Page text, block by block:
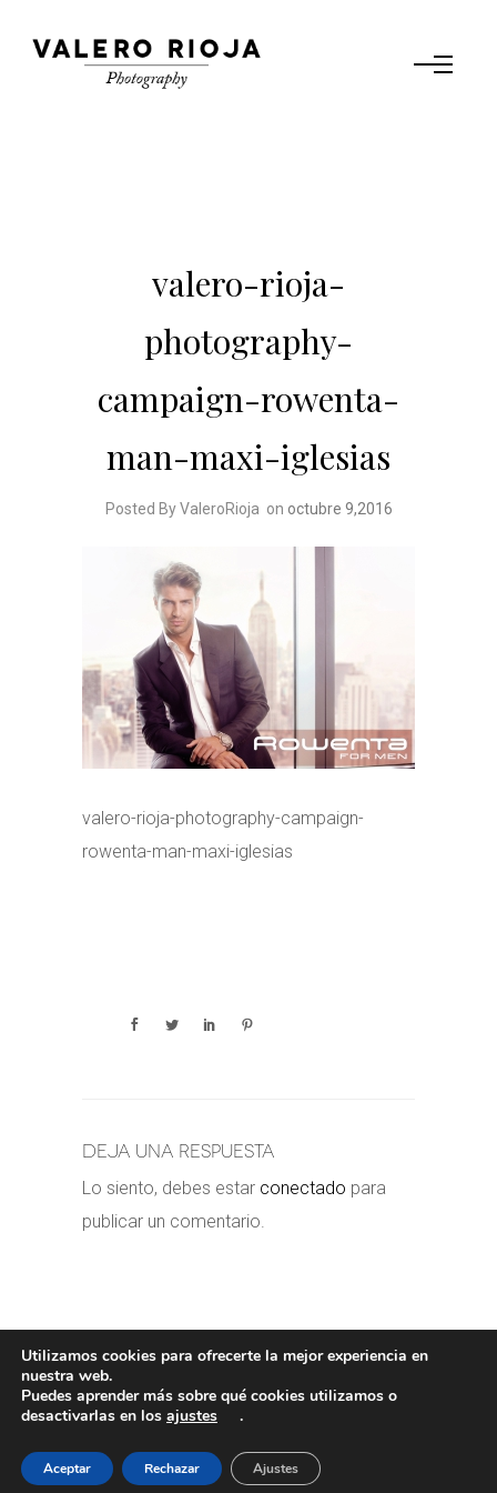
valero-rioja-
photography-
campaign-rowenta-
man-maxi-iglesias
Posted By ValeroRioja on octubre 9,2016
valero-rioja-photography-campaign-
rowenta-man-maxi-iglesias
Deja una respuesta
Lo siento, debes estar conectado para
publicar un comentario.
POLÍTICA DE COOKIES - POLÍTICA
VALERORIOJA
Utilizamos cookies para ofrecerte la mejor experiencia en
nuestra web.
Puedes aprender más sobre qué cookies utilizamos o
desactivarlas en los ajustes .
Aceptar Rechazar Ajustes